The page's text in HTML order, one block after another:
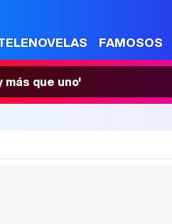
FAMOSOS
que uno'